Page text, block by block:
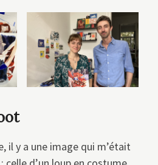
il y a une image qui m’était